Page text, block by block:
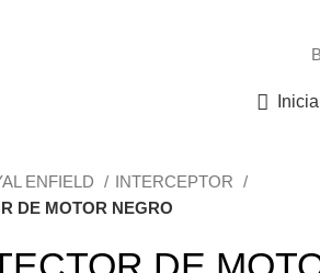
ENFIELD
INTERCEPTOR
DE MOTOR NEGRO